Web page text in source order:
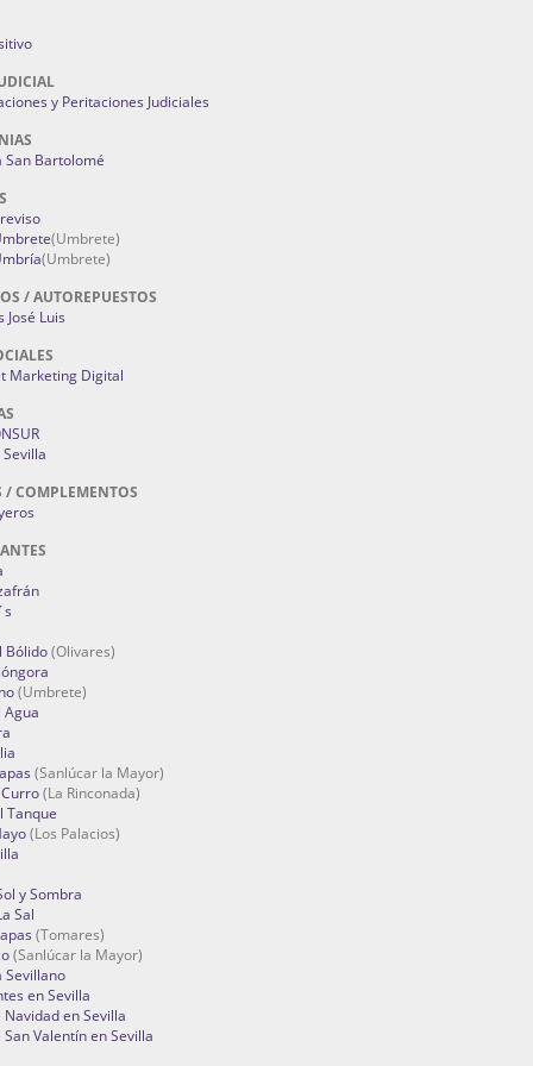
y Peritaciones Judiciales
San Bartolomé
(Umbrete)
(Umbrete)
/ AUTOREPUESTOS
José Luis
Marketing Digital
/ COMPLEMENTOS
Bólido(Olivares)
(Umbrete)
(Sanlúcar la Mayor)
(La Rinconada)
Tanque
(Los Palacios)
y Sombra
Sal
(Tomares)
(Sanlúcar la Mayor)
Sevillano
en Sevilla
Navidad en Sevilla
Valentín en Sevilla